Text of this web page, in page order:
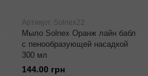
Артикул: Solnex22
Мыло Solnex Оранж лайн бабл
с пенообразующей насадкой
300 мл
144.00 грн